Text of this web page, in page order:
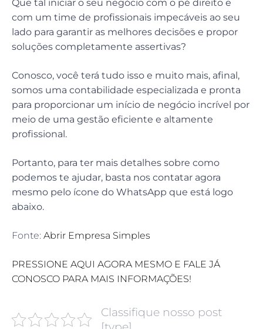
Que tal iniciar o seu negócio com o pé direito e
com um time de profissionais impecáveis ao seu
lado para garantir as melhores decisões e propor
soluções completamente assertivas?
Conosco, você terá tudo isso e muito mais, afinal,
somos uma contabilidade especializada e pronta
para proporcionar um início de negócio incrível por
meio de uma gestão eficiente e altamente
profissional.
Portanto, para ter mais detalhes sobre como
podemos te ajudar, basta nos contatar agora
mesmo pelo ícone do WhatsApp que está logo
abaixo.
Fonte: Abrir Empresa Simples
PRESSIONE AQUI AGORA MESMO E FALE JÁ
CONOSCO PARA MAIS INFORMAÇÕES!
Classifique nosso post